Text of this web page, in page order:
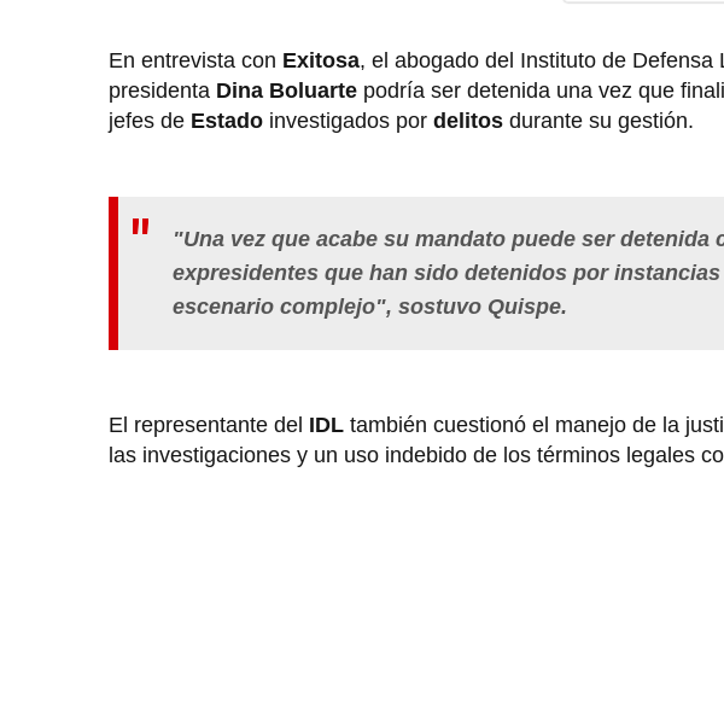
En entrevista con Exitosa, el abogado del Instituto de Defensa
presidenta Dina Boluarte podría ser detenida una vez que
jefes de Estado investigados por delitos durante su gestión.
"Una vez que acabe su mandato puede ser
expresidentes que han sido detenidos por
escenario complejo", sostuvo Quispe.
El representante del IDL también cuestionó el manejo de la
las investigaciones y un uso indebido de los términos legales